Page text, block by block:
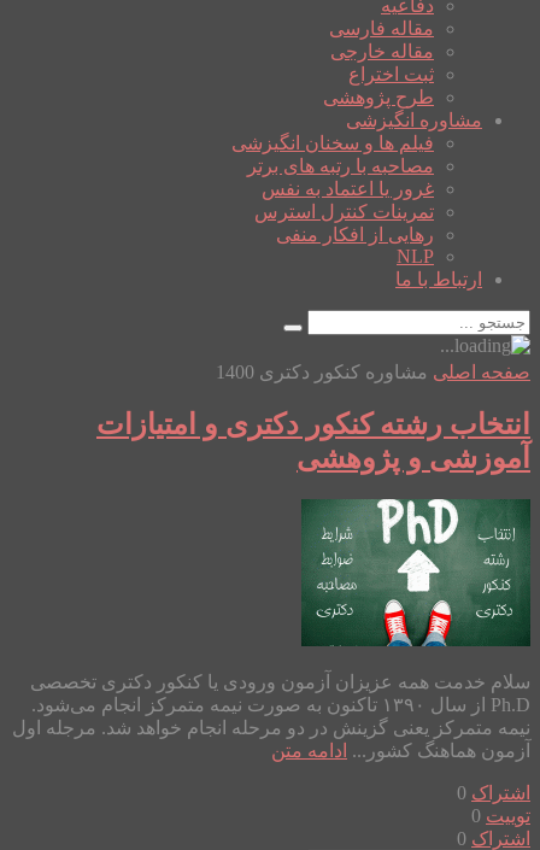
دفاعیه
مقاله فارسی
مقاله خارجی
ثبت اختراع
طرح پژوهشی
مشاوره انگیزشی
فیلم ها و سخنان انگیزشی
مصاحبه با رتبه های برتر
غرور یا اعتماد به نفس
تمرینات کنترل استرس
رهایی از افکار منفی
NLP
ارتباط با ما
صفحه اصلی مشاوره کنکور دکتری 1400
انتخاب رشته کنکور دکتری و امتیازات
آموزشی و پژوهشی
سلام خدمت همه عزیزان آزمون ورودی یا کنکور دکتری تخصصی
Ph.D از سال ۱۳۹۰ تاکنون به صورت نیمه متمرکز انجام می‌شود.
نیمه متمرکز یعنی گزینش در دو مرحله انجام خواهد شد. مرجله اول
آزمون هماهنگ کشور... ادامه متن
اشتراک 0
توییت 0
اشتراک 0